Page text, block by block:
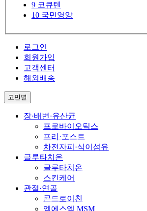
9 코큐텐
10 국민영양
로그인
회원가입
고객센터
해외배송
고민별
장·배변·유산균
프로바이오틱스
프리·포스트
차전자피·식이섬유
글루타치온
글루타치온
스킨케어
관절·연골
콘드로이친
엠에스엠 MSM